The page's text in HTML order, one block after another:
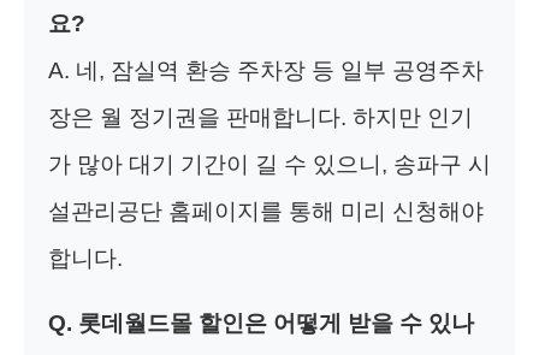
요?
A. 네, 잠실역 환승 주차장 등 일부 공영주차
장은 월 정기권을 판매합니다. 하지만 인기
가 많아 대기 기간이 길 수 있으니, 송파구 시
설관리공단 홈페이지를 통해 미리 신청해야
합니다.
Q. 롯데월드몰 할인은 어떻게 받을 수 있나